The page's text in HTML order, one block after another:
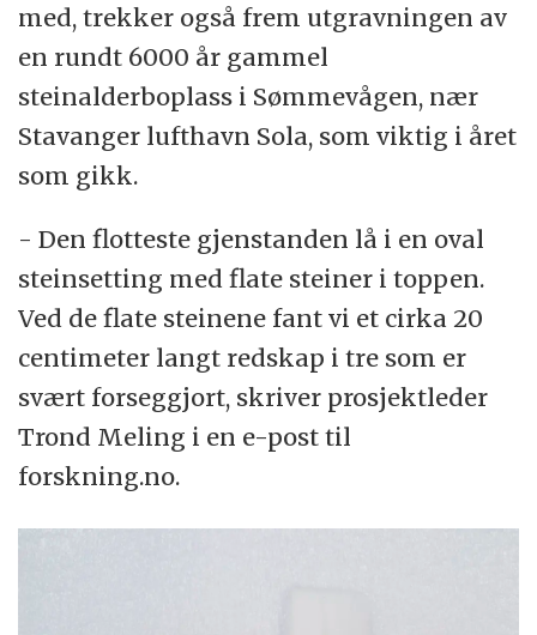
med, trekker også frem utgravningen av
en rundt 6000 år gammel
steinalderboplass i Sømmevågen, nær
Stavanger lufthavn Sola, som viktig i året
som gikk.
- Den flotteste gjenstanden lå i en oval
steinsetting med flate steiner i toppen.
Ved de flate steinene fant vi et cirka 20
centimeter langt redskap i tre som er
svært forseggjort, skriver prosjektleder
Trond Meling i en e-post til
forskning.no.